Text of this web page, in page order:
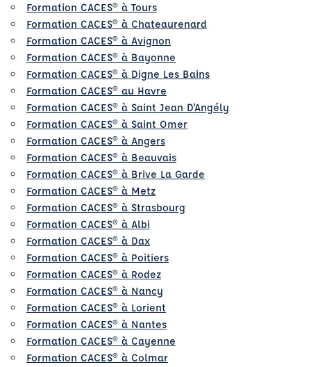
Formation CACES® à Tours
Formation CACES® à Chateaurenard
Formation CACES® à Avignon
Formation CACES® à Bayonne
Formation CACES® à Digne Les Bains
Formation CACES® au Havre
Formation CACES® à Saint Jean D'Angély
Formation CACES® à Saint Omer
Formation CACES® à Angers
Formation CACES® à Beauvais
Formation CACES® à Brive La Garde
Formation CACES® à Metz
Formation CACES® à Strasbourg
Formation CACES® à Albi
Formation CACES® à Dax
Formation CACES® à Poitiers
Formation CACES® à Rodez
Formation CACES® à Nancy
Formation CACES® à Lorient
Formation CACES® à Nantes
Formation CACES® à Cayenne
Formation CACES® à Colmar